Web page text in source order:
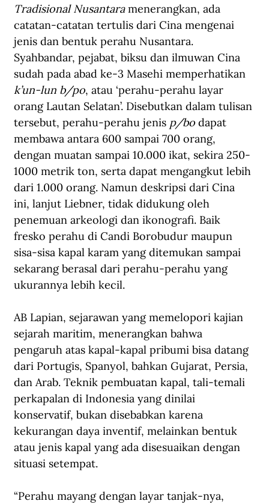
Tradisional Nusantara menerangkan, ada
catatan-catatan tertulis dari Cina mengenai
jenis dan bentuk perahu Nusantara.
Syahbandar, pejabat, biksu dan ilmuwan Cina
sudah pada abad ke-3 Masehi memperhatikan
k’un-lun b/po, atau ‘perahu-perahu layar
orang Lautan Selatan’. Disebutkan dalam tulisan
tersebut, perahu-perahu jenis p/bo dapat
membawa antara 600 sampai 700 orang,
dengan muatan sampai 10.000 ikat, sekira 250-
1000 metrik ton, serta dapat mengangkut lebih
dari 1.000 orang. Namun deskripsi dari Cina
ini, lanjut Liebner, tidak didukung oleh
penemuan arkeologi dan ikonografi. Baik
fresko perahu di Candi Borobudur maupun
sisa-sisa kapal karam yang ditemukan sampai
sekarang berasal dari perahu-perahu yang
ukurannya lebih kecil.
AB Lapian, sejarawan yang memelopori kajian
sejarah maritim, menerangkan bahwa
pengaruh atas kapal-kapal pribumi bisa datang
dari Portugis, Spanyol, bahkan Gujarat, Persia,
dan Arab. Teknik pembuatan kapal, tali-temali
perkapalan di Indonesia yang dinilai
konservatif, bukan disebabkan karena
kekurangan daya inventif, melainkan bentuk
atau jenis kapal yang ada disesuaikan dengan
situasi setempat.
“Perahu mayang dengan layar tanjak-nya,